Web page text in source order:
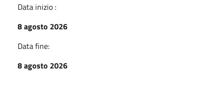
Data inizio :
8 agosto 2026
Data fine:
8 agosto 2026